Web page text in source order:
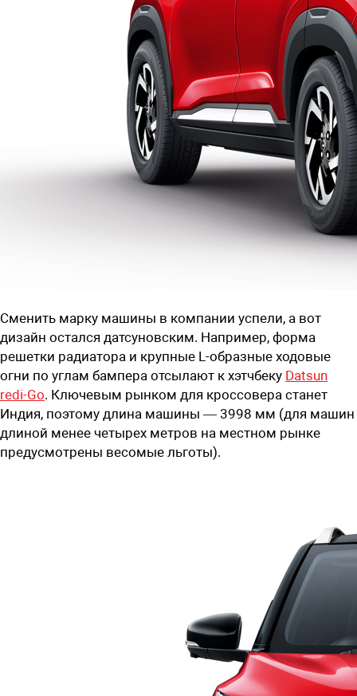
Сменить марку машины в компании успели, а вот
дизайн остался датсуновским. Например, форма
решетки радиатора и крупные L-образные ходовые
огни по углам бампера отсылают к хэтчбеку Datsun
redi-Go. Ключевым рынком для кроссовера станет
Индия, поэтому длина машины — 3998 мм (для машин
длиной менее четырех метров на местном рынке
предусмотрены весомые льготы).